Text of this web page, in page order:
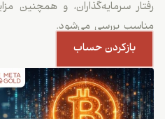
رفتار سرمایه‌گذاران، و همچنین
مناسب بررسی می‌شود.
بازکردن حساب